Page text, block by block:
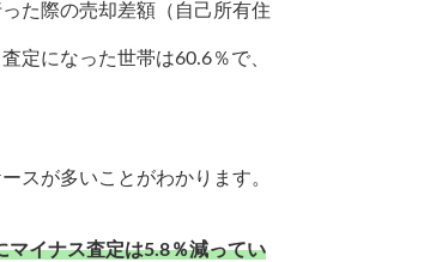
た際の売却差額（自己所有住
定になった世帯は60.6％で、
スが多いことがわかります。
マイナス査定は5.8％減ってい